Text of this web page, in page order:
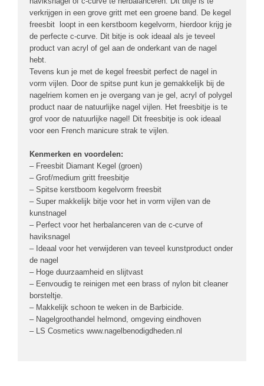
verkrijgen in een grove gritt met een groene band. De kegel
freesbit loopt in een kerstboom kegelvorm, hierdoor krijg je
de perfecte c-curve. Dit bitje is ook ideaal als je teveel
product van acryl of gel aan de onderkant van de nagel
hebt.
Tevens kun je met de kegel freesbit perfect de nagel in
vorm vijlen. Door de spitse punt kun je gemakkelijk bij de
nagelriem komen en je overgang van je gel, acryl of polygel
product naar de natuurlijke nagel vijlen. Het freesbitje is te
grof voor de natuurlijke nagel! Dit freesbitje is ook ideaal
voor een French manicure strak te vijlen.
Kenmerken en voordelen:
– Freesbit Diamant Kegel (groen)
– Grof/medium gritt freesbitje
– Spitse kerstboom kegelvorm freesbit
– Super makkelijk bitje voor het in vorm vijlen van de
kunstnagel
– Perfect voor het herbalanceren van de c-curve of
haviksnagel
– Ideaal voor het verwijderen van teveel kunstproduct onder
de nagel
– Hoge duurzaamheid en slijtvast
– Eenvoudig te reinigen met een brass of nylon bit cleaner
borsteltje.
– Makkelijk schoon te weken in de Barbicide.
– Nagelgroothandel helmond, omgeving eindhoven
– LS Cosmetics www.nagelbenodigdheden.nl